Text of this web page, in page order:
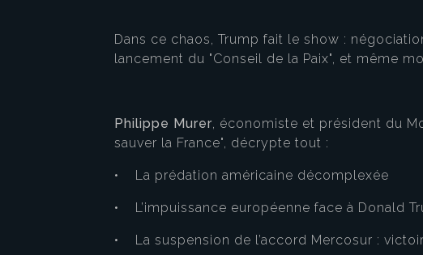
Dans ce chaos, Trump fait le show :
lancement du "Conseil de la Paix", et même
Philippe Murer, économiste et président du
sauver la France", décrypte tout :
• La prédation américaine décomplexée
• L’impuissance européenne face à Donald
• La suspension de l’accord Mercosur :